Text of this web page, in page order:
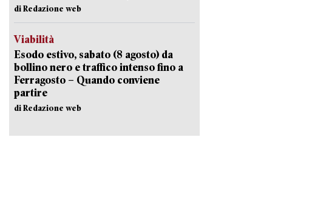
di Redazione web
Viabilità
Esodo estivo, sabato (8 agosto) da
bollino nero e traffico intenso fino a
Ferragosto – Quando conviene
partire
di Redazione web